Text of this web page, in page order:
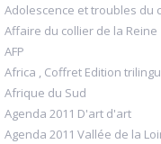
Adolescence et troubles du
Affaire du collier de la Reine
AFP
Africa , Coffret Edition
Afrique du Sud
Agenda 2011 D'art d'art
Agenda 2011 Vallée de la